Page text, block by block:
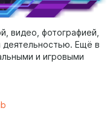
видео, фотографией,
деятельностью. Ещё в
и игровыми